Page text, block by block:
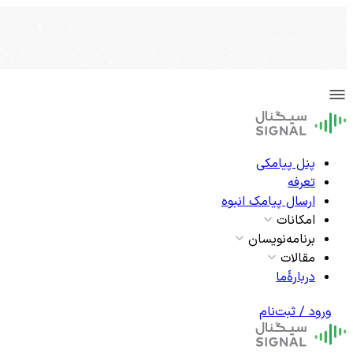
پنل پیامکی
تعرفه
ارسال پیامک انبوه
امکانات
برنامه‌نویسان
مقالات
دربارۀما
ورود / ثبت‌نام